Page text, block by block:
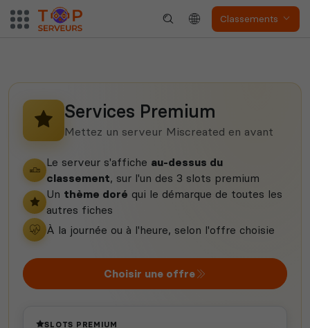
Classements
Dune Awakening Empyrion
Squad
Neverwinter
Myth of Empires Enshrouded
jeux disponibles
Services Premium
Mettez un serveur Miscreated en avant
Le serveur s'affiche au-dessus du
classement, sur l'un des 3 slots premium
Un thème doré qui le démarque de toutes les
autres fiches
À la journée ou à l'heure, selon l'offre choisie
Choisir une offre
SLOTS PREMIUM